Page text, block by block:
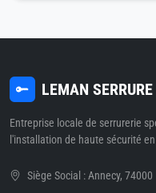
LEMAN SERRURE
Entreprise locale de serrurerie
l'installation de haute sécurité
Siège Social : Annecy, 74000